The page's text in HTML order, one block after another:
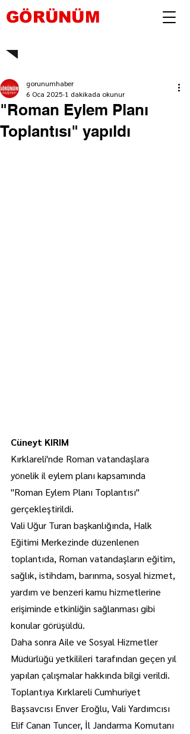
GÖRÜNÜM
"Roman Eylem Planı
Toplantısı" yapıldı
gorunumhaber
6 Oca 2025 1 dakikada okunur
Cüneyt KIRIM
Kırklareli'nde Roman vatandaşlara
yönelik il eylem planı kapsamında
"Roman Eylem Planı Toplantısı"
gerçekleştirildi.
Vali Uğur Turan başkanlığında, Halk
Eğitimi Merkezinde düzenlenen
toplantıda, Roman vatandaşların eğitim,
sağlık, istihdam, barınma, sosyal hizmet,
yardım ve benzeri kamu hizmetlerine
erişiminde etkinliğin sağlanması gibi
konular görüşüldü.
Daha sonra Aile ve Sosyal Hizmetler
Müdürlüğü yetkilileri tarafından geçen yıl
yapılan çalışmalar hakkında bilgi verildi.
Toplantıya Kırklareli Cumhuriyet
Başsavcısı Enver Eroğlu, Vali Yardımcısı
Elif Canan Tuncer, İl Jandarma Komutanı